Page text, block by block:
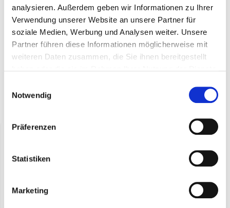
analysieren. Außerdem geben wir Informationen zu Ihrer
Verwendung unserer Website an unsere Partner für
soziale Medien, Werbung und Analysen weiter. Unsere
Partner führen diese Informationen möglicherweise mit
weiteren Daten zusammen, die Sie ihnen bereitgestellt
Notwendig
Präferenzen
Statistiken
Marketing
Ähnliche Produkte: